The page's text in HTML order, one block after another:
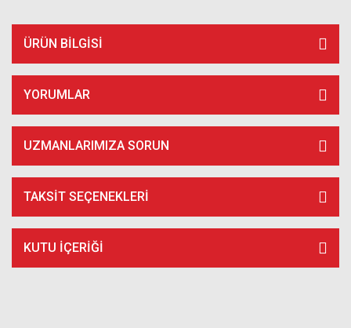
ÜRÜN BILGISI
YORUMLAR
UZMANLARIMIZA SORUN
TAKSIT SEÇENEKLERI
KUTU İÇERIĞI